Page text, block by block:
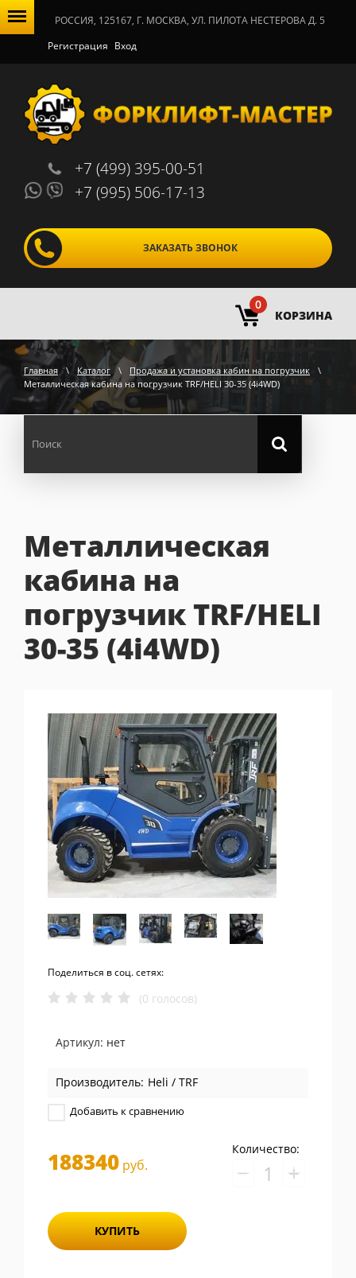
РОССИЯ, 125167, Г. МОСКВА, УЛ. ПИЛОТА НЕСТЕРОВА Д. 5
Регистрация Вход
+7 (499) 395-00-51
+7 (995) 506-17-13
ЗАКАЗАТЬ ЗВОНОК
0
КОРЗИНА
Главная \ Каталог \ Продажа и установка кабин на погрузчик
\
Металлическая кабина на погрузчик TRF/HELI 30-35 (4i4WD)
Металлическая
кабина на
погрузчик TRF/HELI
30-35 (4i4WD)
Поделиться в соц. сетях:
(0 голосов)
Артикул: нет
Производитель: Heli / TRF
Добавить к сравнению
188340 руб.
Количество:
− +
КУПИТЬ